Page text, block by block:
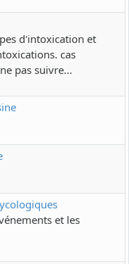
d'intoxication et
cas
pas suivre...
et les